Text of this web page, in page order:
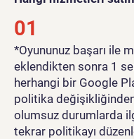
01
​*Oyununuz başarı ile
eklendikten sonra 1
herhangi bir Google
politika
olumsuz durumlarda
tekrar politikayı